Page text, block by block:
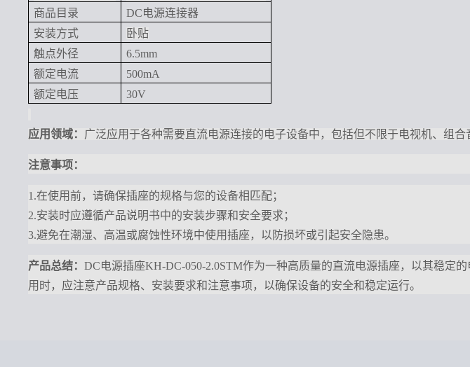
商品目录
DC电源连接器
安装方式
卧贴
触点外径
6.5mm
额定电流
500mA
额定电压
30V
应用领域： 广泛应用于各种需要直流电源连接的电子设备中，包括但不限于电视机、组合
注意事项 ：
1.在使用前，请确保插座的规格与您的设备相匹配；
2.安装时应遵循产品说明书中的安装步骤和安全要求；
3.避免在潮湿、高温或腐蚀性环境中使用插座，以防损坏或引起安全隐患。
产品总结： DC电源插座KH-DC-050-2.0STM作为一种高质量的直流电源插座，以其稳定
用时，应注意产品规格、安装要求和注意事项，以确保设备的安全和稳定运行。